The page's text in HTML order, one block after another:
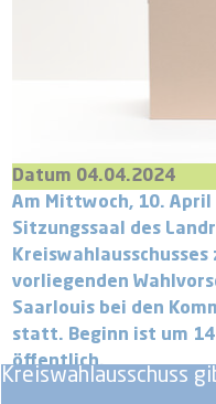
Kreiswahlausschuss
Datum 04.04.2024
Am Mittwoch, 10.
Sitzungssaal des
Kreiswahlausschusses
vorliegenden
Saarlouis bei den
statt. Beginn ist um
öffentlich.